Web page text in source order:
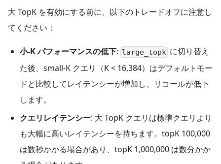
大 TopK を有効にする前に、以下のトレードオフに注意し
てください：
小-K パフォーマンスの低下: large_topk に切り替え
た後、small-K クエリ（K < 16,384）はデフォルトモー
ドと比較してレイテンシーが増加し、リコールが低下
します。
クエリレイテンシー: 大 TopK クエリは標準クエリより
も大幅に高いレイテンシーを持ちます。topK 100,000
は数秒かかる場合があり、topK 1,000,000 は数分かか